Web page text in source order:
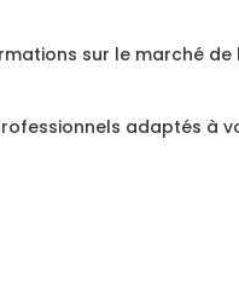
sur le marché de
adaptés à